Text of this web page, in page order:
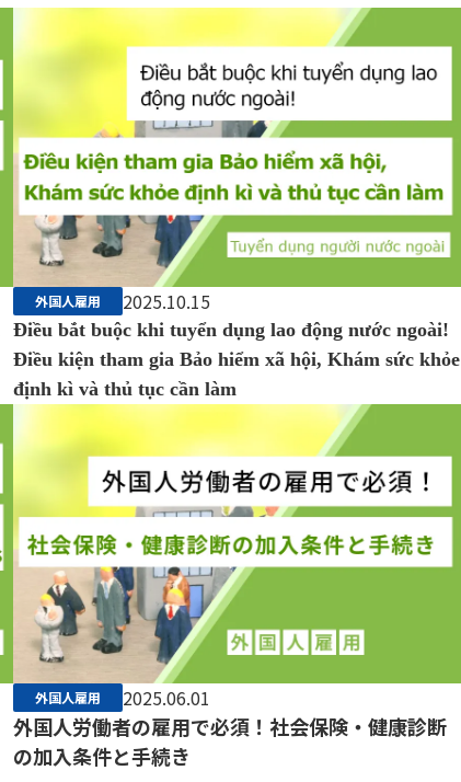
外国人雇用 2025.10.15
Điều bắt buộc khi tuyển dụng lao động nước ngoài!
Điều kiện tham gia Bảo hiểm xã hội, Khám sức khỏe
định kì và thủ tục cần làm
外国人雇用 2025.06.01
外国人労働者の雇用で必須！社会保険・健康診断
の加入条件と手続き